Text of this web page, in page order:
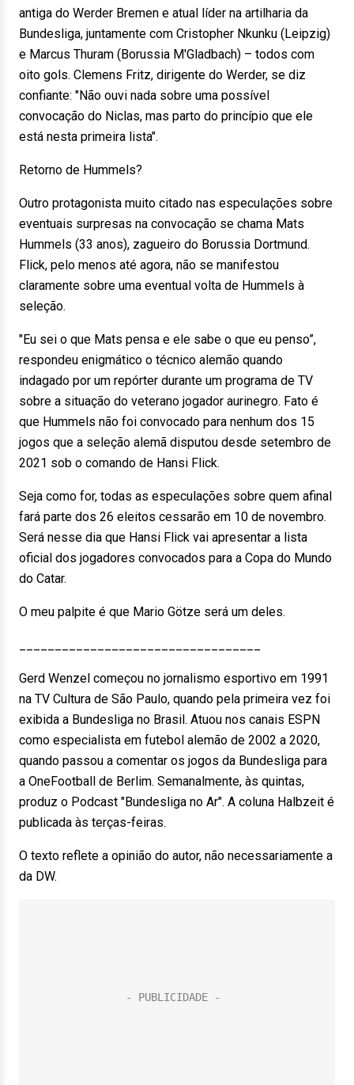
antiga do Werder Bremen e atual líder na artilharia da
Bundesliga, juntamente com Cristopher Nkunku (Leipzig)
e Marcus Thuram (Borussia M'Gladbach) – todos com
oito gols. Clemens Fritz, dirigente do Werder, se diz
confiante: "Não ouvi nada sobre uma possível
convocação do Niclas, mas parto do princípio que ele
está nesta primeira lista".
Retorno de Hummels?
Outro protagonista muito citado nas especulações sobre
eventuais surpresas na convocação se chama Mats
Hummels (33 anos), zagueiro do Borussia Dortmund.
Flick, pelo menos até agora, não se manifestou
claramente sobre uma eventual volta de Hummels à
seleção.
"Eu sei o que Mats pensa e ele sabe o que eu penso”,
respondeu enigmático o técnico alemão quando
indagado por um repórter durante um programa de TV
sobre a situação do veterano jogador aurinegro. Fato é
que Hummels não foi convocado para nenhum dos 15
jogos que a seleção alemã disputou desde setembro de
2021 sob o comando de Hansi Flick.
Seja como for, todas as especulações sobre quem afinal
fará parte dos 26 eleitos cessarão em 10 de novembro.
Será nesse dia que Hansi Flick vai apresentar a lista
oficial dos jogadores convocados para a Copa do Mundo
do Catar.
O meu palpite é que Mario Götze será um deles.
Gerd Wenzel começou no jornalismo esportivo em 1991
na TV Cultura de São Paulo, quando pela primeira vez foi
exibida a Bundesliga no Brasil. Atuou nos canais ESPN
como especialista em futebol alemão de 2002 a 2020,
quando passou a comentar os jogos da Bundesliga para
a OneFootball de Berlim. Semanalmente, às quintas,
produz o Podcast "Bundesliga no Ar". A coluna Halbzeit é
publicada às terças-feiras.
O texto reflete a opinião do autor, não necessariamente a
da DW.